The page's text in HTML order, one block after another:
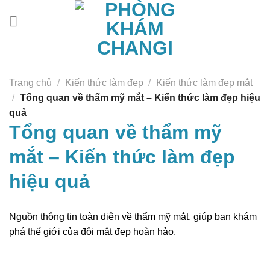
Trang chủ / Kiến thức làm đẹp /
Kiến thức làm đẹp mắt
/ Tổng quan về thẩm mỹ mắt – Kiến thức làm đẹp hiệu
quả
Tổng quan về thẩm mỹ
mắt – Kiến thức làm đẹp
hiệu quả
Nguồn thông tin toàn diện về thẩm mỹ mắt, giúp bạn khám
phá thế giới của đôi mắt đẹp hoàn hảo.